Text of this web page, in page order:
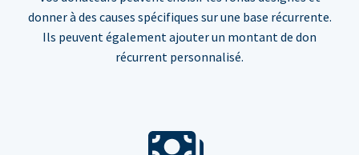
donner à des causes spécifiques sur une base récurrente.
Ils peuvent également ajouter un montant de don
récurrent personnalisé.